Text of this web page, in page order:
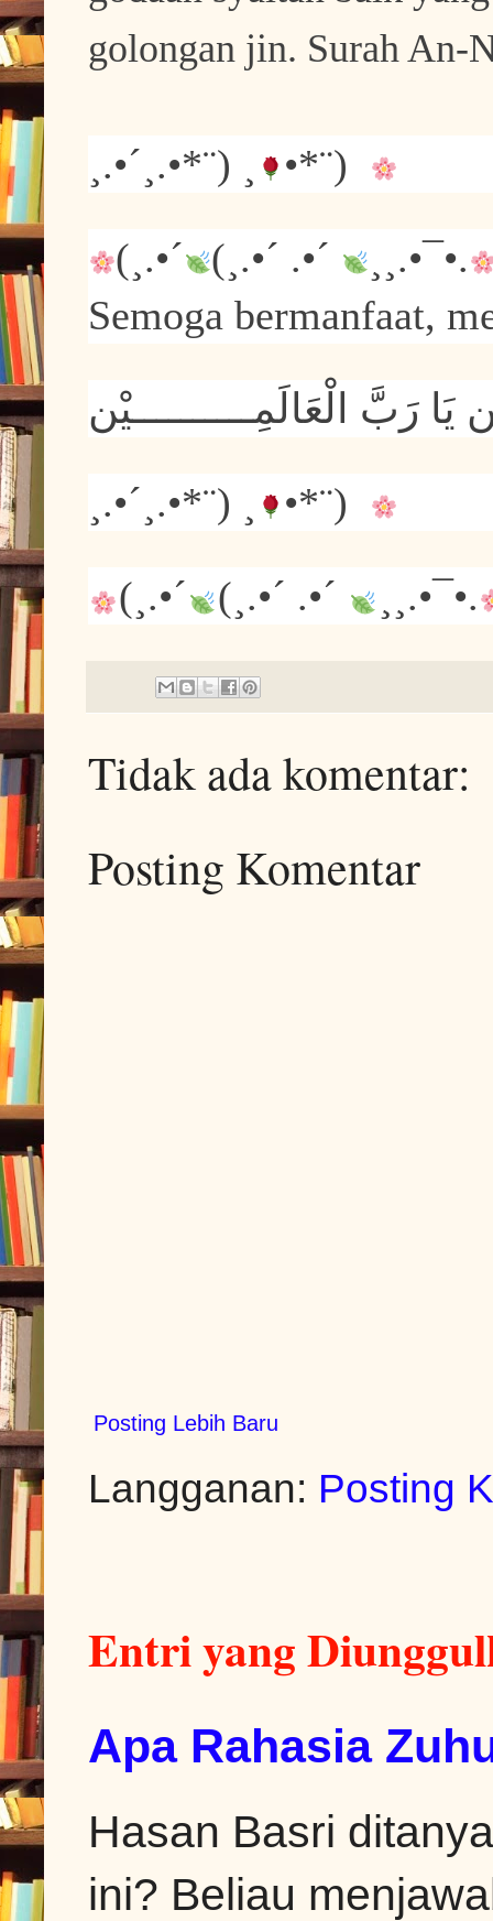
golongan jin. Surah An-
¸.•´¸.•*¨) ¸ •*¨)
(¸.•´ (¸.•´ .•´
¸¸.•¯•.
Semoga bermanfaat,
ﻳَﺎ ﺭَﺏَّ ﺍﻟْﻌَﺎﻟَﻤِــــــــــﻴْﻦ
¸.•´¸.•*¨) ¸ •*¨)
(¸.•´ (¸.•´ .•´ ¸¸.•¯•.
Tidak ada komentar:
Posting Komentar
Posting Lebih Baru
Langganan: Posting
Entri yang
Apa Rahasia
Hasan Basri
ini? Beliau